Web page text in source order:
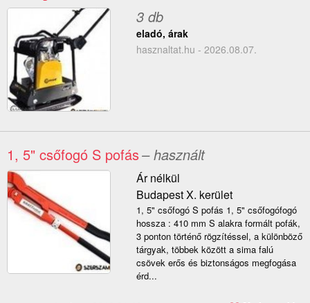
3 db
eladó, árak
hasznaltat.hu - 2026.08.07.
1, 5" csőfogó S pofás– használt
Ár nélkül
Budapest X. kerület
1, 5" csőfogó S pofás 1, 5" csőfogófogó
hossza : 410 mm S alakra formált pofák,
3 ponton történő rögzítéssel, a különböző
tárgyak, többek között a sima falú
csövek erős és biztonságos megfogása
érd...